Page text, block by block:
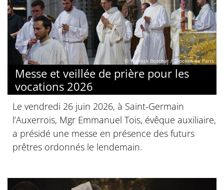
© Yannick Boschat / Diocèse de Paris
Messe et veillée de prière pour les
vocations 2026
Le vendredi 26 juin 2026, à Saint-Germain
l’Auxerrois, Mgr Emmanuel Tois, évêque auxiliaire,
a présidé une messe en présence des futurs
prêtres ordonnés le lendemain.